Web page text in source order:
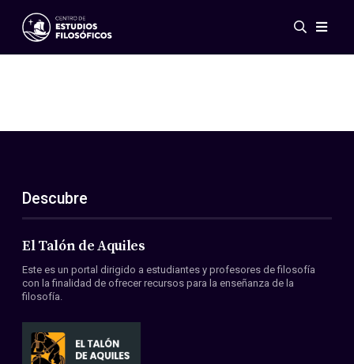
Eventos
ES
EN
Acerca de nosotros
Miembros
Convenios
Descubre
El Talón de Aquiles
Este es un portal dirigido a estudiantes y profesores de filosofía
con la finalidad de ofrecer recursos para la enseñanza de la
filosofía.